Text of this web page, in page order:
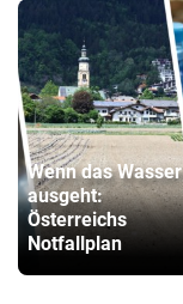
Wenn das Wasser
ausgeht:
Österreichs
Notfallplan